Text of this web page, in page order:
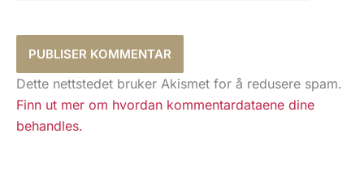
Dette nettstedet bruker Akismet for å redusere spam.
Finn ut mer om hvordan kommentardataene dine
behandles.